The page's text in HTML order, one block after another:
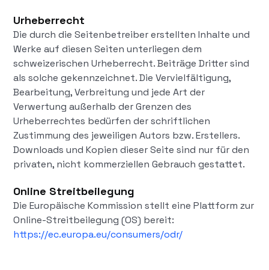
Urheberrecht
Die durch die Seitenbetreiber erstellten Inhalte und
Werke auf diesen Seiten unterliegen dem
schweizerischen Urheberrecht. Beiträge Dritter sind
als solche gekennzeichnet. Die Vervielfältigung,
Bearbeitung, Verbreitung und jede Art der
Verwertung außerhalb der Grenzen des
Urheberrechtes bedürfen der schriftlichen
Zustimmung des jeweiligen Autors bzw. Erstellers.
Downloads und Kopien dieser Seite sind nur für den
privaten, nicht kommerziellen Gebrauch gestattet.
Online Streitbeilegung
Die Europäische Kommission stellt eine Plattform zur
Online-Streitbeilegung (OS) bereit:
https://ec.europa.eu/consumers/odr/